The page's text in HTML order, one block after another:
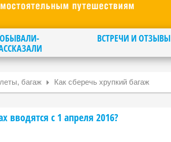
ВСТРЕЧИ И ОТЗЫВЫ
багаж Как сберечь хрупкий багаж
вводятся с 1 апреля 2016?